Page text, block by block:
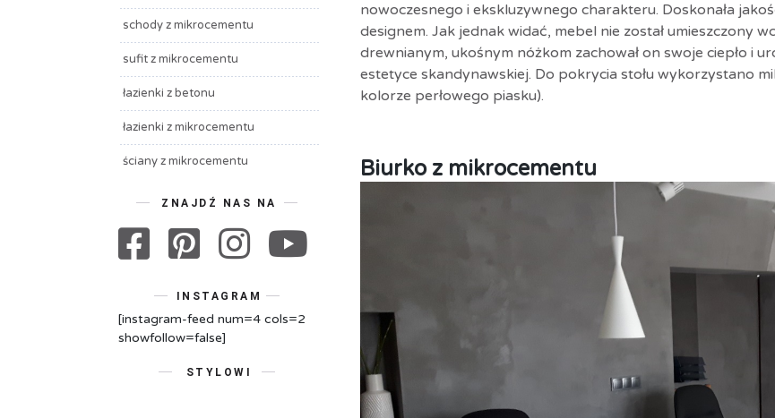
schody z mikrocementu
sufit z mikrocementu
łazienki z betonu
łazienki z mikrocementu
ściany z mikrocementu
ZNAJDŹ NAS NA
INSTAGRAM
[instagram-feed num=4 cols=2
showfollow=false]
STYLOWI
nowoczesnego i ekskluzywnego charakteru. Doskonała
designem. Jak jednak widać, mebel nie został umieszczony
drewnianym, ukośnym nóżkom zachował on swoje ciepło i
estetyce skandynawskiej. Do pokrycia stołu wykorzystano
kolorze perłowego piasku).
Biurko z mikrocementu